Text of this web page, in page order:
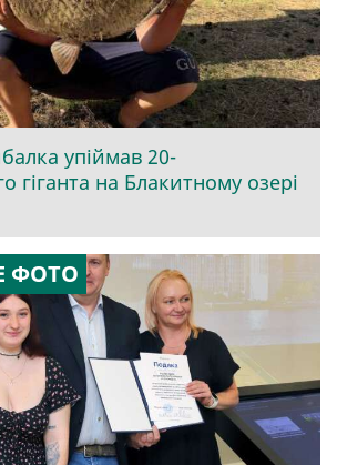
упіймав 20-
гіганта на Блакитному озері
ФОТО